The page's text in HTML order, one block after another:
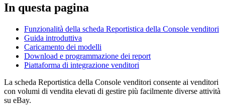
In questa pagina
Funzionalità della scheda Reportistica della Console venditori
Guida introduttiva
Caricamento dei modelli
Download e programmazione dei report
Piattaforma di integrazione venditori
La scheda Reportistica della Console venditori consente ai venditori
con volumi di vendita elevati di gestire più facilmente diverse attività
su eBay.